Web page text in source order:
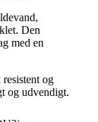
Den
med en
og
og udvendigt.